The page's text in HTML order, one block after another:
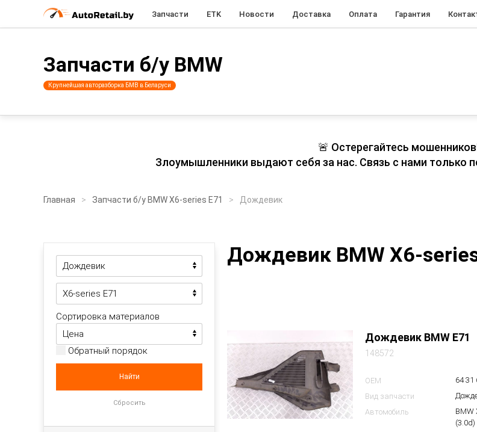
Запчасти ETK Новости Доставка Оплата Гарантия
Запчасти б/у BMW
Крупнейшая авторазборка БМВ в Беларуси
🚨 Остерегайтесь
Злоумышленники выдают себя за нас. Связь с нами только
Главная Запчасти б/у BMW X6-series E71 Дождевик
Дождевик BMW X6-
Дождевик BMW E71
148572
OEM
64 31
Вид запчасти
Автомобиль
BMW
(3.0d)
Сортировка материалов
Обратный порядок